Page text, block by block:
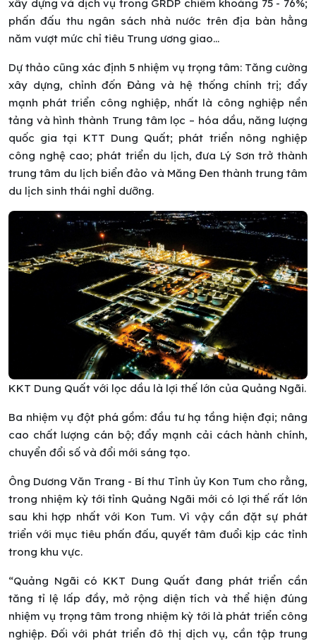
xây dựng và dịch vụ trong GRDP chiếm khoảng 75 - 76%;
phấn đấu thu ngân sách nhà nước trên địa bàn hằng
năm vượt mức chỉ tiêu Trung ương giao…
Dự thảo cũng xác định 5 nhiệm vụ trọng tâm: Tăng cường
xây dựng, chỉnh đốn Đảng và hệ thống chính trị; đẩy
mạnh phát triển công nghiệp, nhất là công nghiệp nền
tảng và hình thành Trung tâm lọc – hóa dầu, năng lượng
quốc gia tại KTT Dung Quất; phát triển nông nghiệp
công nghệ cao; phát triển du lịch, đưa Lý Sơn trở thành
trung tâm du lịch biển đảo và Măng Đen thành trung tâm
du lịch sinh thái nghỉ dưỡng.
KKT Dung Quất với lọc dầu là lợi thế lớn của Quảng Ngãi.
Ba nhiệm vụ đột phá gồm: đầu tư hạ tầng hiện đại; nâng
cao chất lượng cán bộ; đẩy mạnh cải cách hành chính,
chuyển đổi số và đổi mới sáng tạo.
Ông Dương Văn Trang - Bí thư Tỉnh ủy Kon Tum cho rằng,
trong nhiệm kỳ tới tỉnh Quảng Ngãi mới có lợi thế rất lớn
sau khi hợp nhất với Kon Tum. Vì vậy cần đặt sự phát
triển với mục tiêu phấn đấu, quyết tâm đuổi kịp các tỉnh
trong khu vực.
“Quảng Ngãi có KKT Dung Quất đang phát triển cần
tăng tỉ lệ lấp đầy, mở rộng diện tích và thể hiện đúng
nhiệm vụ trọng tâm trong nhiệm kỳ tới là phát triển công
nghiệp. Đối với phát triển đô thị dịch vụ, cần tập trung